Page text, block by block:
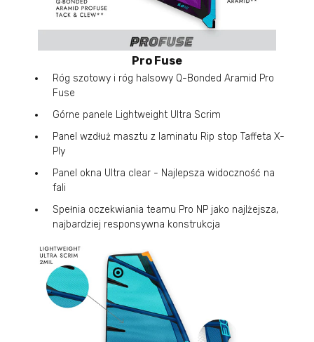
Pro Fuse
Róg szotowy i róg halsowy Q-Bonded Aramid Pro
Fuse
Górne panele Lightweight Ultra Scrim
Panel wzdłuż masztu z laminatu Rip stop Taffeta X-
Ply
Panel okna Ultra clear - Najlepsza widoczność na
fali
Spełnia oczekwiania teamu Pro NP jako najlżejsza,
najbardziej responsywna konstrukcja